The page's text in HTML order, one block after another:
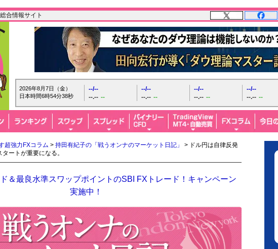
合情報サイト
2026年8月7日（金）
日本時間6時54分39秒
--/--
--.-- --
--/--
--.-- --
--/--
--.-- --
--/--
--.-- --
超強力FXコラム > 持田有紀子の「戦うオンナのマーケット日記」
> ドル円は自律反発
ートが重要になる。
＆最良水準スワップポイントのSBI FXトレード！キャンペーン
実施中！